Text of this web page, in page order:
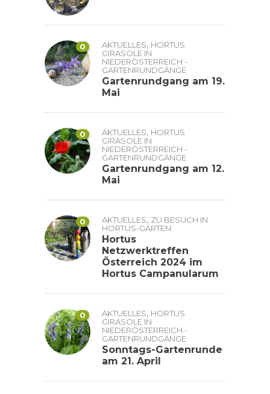
0 AKTUELLES, HORTUS
GIRASOLE IN
NIEDERÖSTERREICH -
GARTENRUNDGÄNGE
Gartenrundgang am 19.
Mai
0 AKTUELLES, HORTUS
GIRASOLE IN
NIEDERÖSTERREICH -
GARTENRUNDGÄNGE
Gartenrundgang am 12.
Mai
0 AKTUELLES, ZU BESUCH IN
HORTUS-GÄRTEN
Hortus
Netzwerktreffen
Österreich 2024 im
Hortus Campanularum
0 AKTUELLES, HORTUS
GIRASOLE IN
NIEDERÖSTERREICH -
GARTENRUNDGÄNGE
Sonntags-Gartenrunde
am 21. April